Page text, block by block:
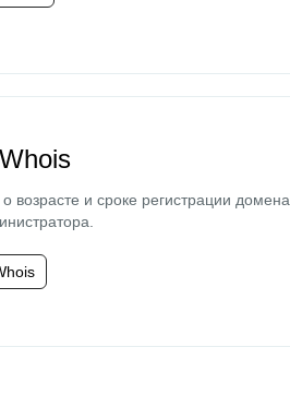
возрасте и сроке регистрации домена,